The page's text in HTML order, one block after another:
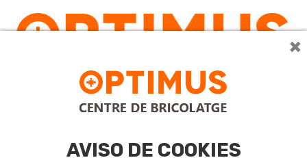
×
AVISO DE COOKIES